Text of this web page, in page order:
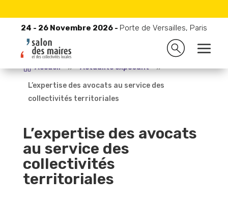
24 - 26 Novembre 2026 - Porte de Versailles, Paris
24 - 26 Novembre 2026 - Porte de Versailles, Paris
 Accueil 9 Actualité exposant 9
L’expertise des avocats au service des
collectivités territoriales
L’expertise des avocats
au service des
collectivités
territoriales